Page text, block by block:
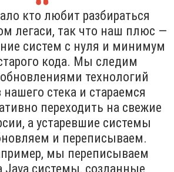
кто любит разбираться
легаси, так что наш плюс —
систем с нуля и минимум
кода. Мы следим
технологий
нашего стека и стараемся
переходить на свежие
а устаревшие системы
и переписываем.
мы переписываем
Java системы, созданные